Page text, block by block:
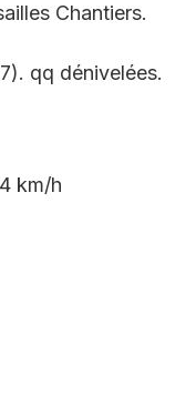
Chantiers.
qq dénivelées.
km/h